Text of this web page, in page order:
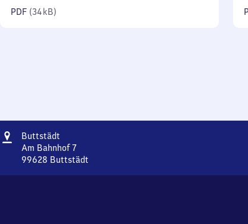
PDF (34 kB)
Adresse
Buttstädt
Am Bahnhof 7
99628 Buttstädt